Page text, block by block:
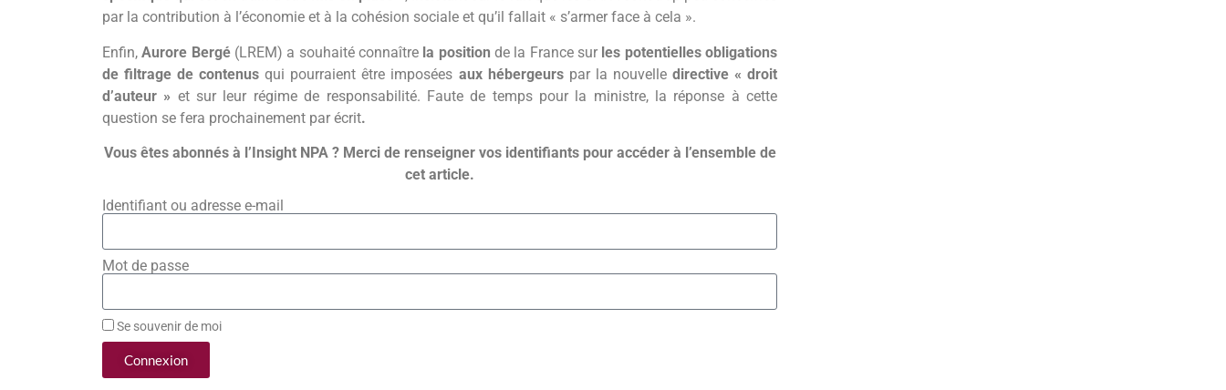
par la contribution à l’économie et à la cohésion sociale et qu’il fallait « s’armer face à cela ».
Enfin,Aurore Bergé(LREM) a souhaité connaître la position de la France sur les potentielles obligations
de filtrage de contenusqui pourraient être imposées aux hébergeurspar la nouvelle directive « droit
d’auteur » et sur leur régime de responsabilité. Faute de temps pour la ministre, la réponse à cette
question se fera prochainement par écrit.
Vous êtes abonnés à l’Insight NPA ? Merci de renseigner vos identifiants pour accéder à l’ensemble de
cet article.
Identifiant ou adresse e-mail
Mot de passe
Se souvenir de moi
Connexion